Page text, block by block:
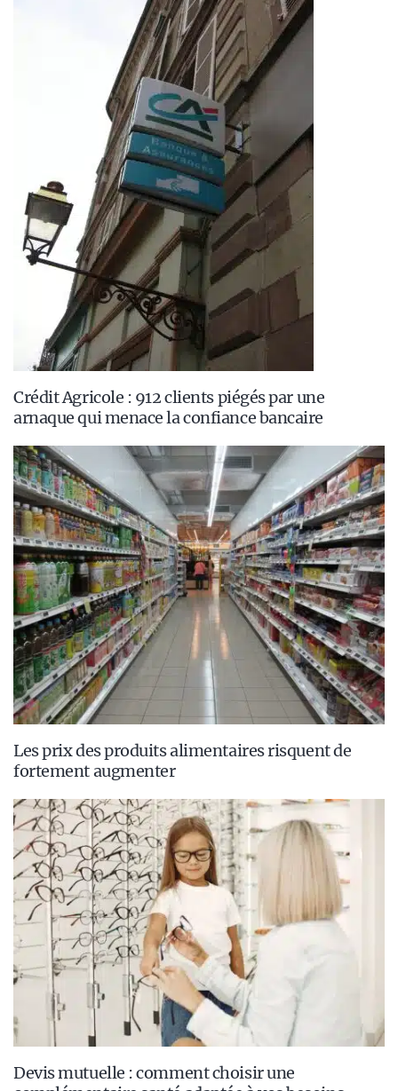
Crédit Agricole : 912 clients piégés par une
arnaque qui menace la confiance bancaire
Les prix des produits alimentaires risquent de
fortement augmenter
Devis mutuelle : comment choisir une